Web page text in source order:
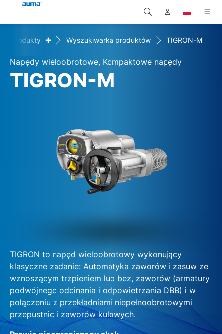
Produkty
Rozwiązania
Przedsiębiorstwo
Global
Europa
Ameryka Północna
Wyszukaj
Produkty + Wyszukiwarka produktów TIGRON-M
Napędy wieloobrotowe, Kompaktowe napędy
TIGRON-M
TIGRON to napęd wieloobrotowy wykonujący
klasyczne zadanie: Automatyka zaworów i zasuw ze
wznoszącym trzpieniem lub bez, zaworów (armatury
podwójnego odcinania i odpowietrzania DBB) i w
połączeniu z przekładniami niepełnoobrotowymi
przepustnic i zaworów kulowych.